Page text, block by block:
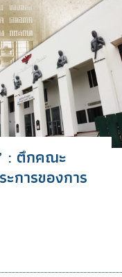
: ตึกคณะ
การของการ